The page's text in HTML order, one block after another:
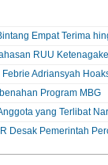
Empat Terima
RUU
Adriansyah
Program MBG
yang Terlibat
Desak Pemerintah